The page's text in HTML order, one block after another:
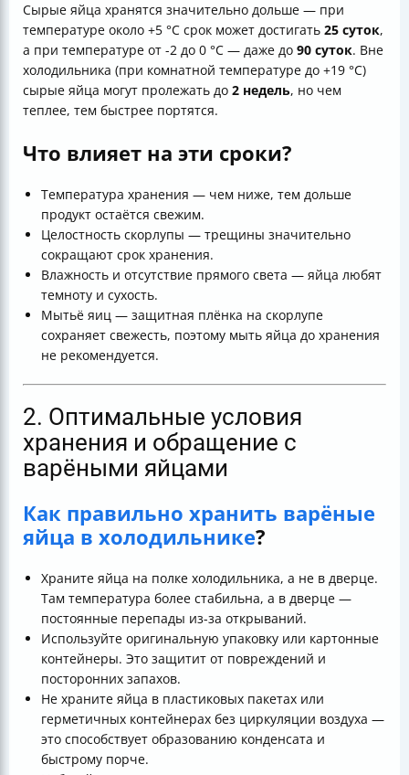
Сырые яйца хранятся значительно дольше — при
температуре около +5 °C срок может достигать 25 суток,
а при температуре от -2 до 0 °C — даже до 90 суток. Вне
холодильника (при комнатной температуре до +19 °C)
сырые яйца могут пролежать до 2 недель, но чем
теплее, тем быстрее портятся.
Что влияет на эти сроки?
Температура хранения — чем ниже, тем дольше
продукт остаётся свежим.
Целостность скорлупы — трещины значительно
сокращают срок хранения.
Влажность и отсутствие прямого света — яйца любят
темноту и сухость.
Мытьё яиц — защитная плёнка на скорлупе
сохраняет свежесть, поэтому мыть яйца до хранения
не рекомендуется.
2. Оптимальные условия
хранения и обращение с
варёными яйцами
Как правильно хранить варёные
яйца в холодильнике?
Храните яйца на полке холодильника, а не в дверце.
Там температура более стабильна, а в дверце —
постоянные перепады из-за открываний.
Используйте оригинальную упаковку или картонные
контейнеры. Это защитит от повреждений и
посторонних запахов.
Не храните яйца в пластиковых пакетах или
герметичных контейнерах без циркуляции воздуха —
это способствует образованию конденсата и
быстрому порче.